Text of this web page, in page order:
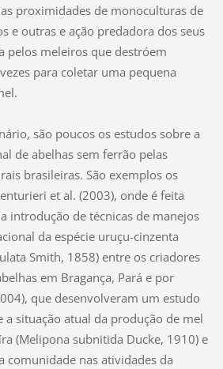
proximidades de monoculturas de
e outras e ação predadora dos seus
pelos meleiros que destróem
para coletar uma pequena
são poucos os estudos sobre a
de abelhas sem ferrão pelas
brasileiras. São exemplos os
et al. (2003), onde é feita
introdução de técnicas de manejos
da espécie uruçu-cinzenta
Smith, 1858) entre os criadores
em Bragança, Pará e por
que desenvolveram um estudo
situação atual da produção de mel
(Melipona subnitida Ducke, 1910) e
comunidade nas atividades da